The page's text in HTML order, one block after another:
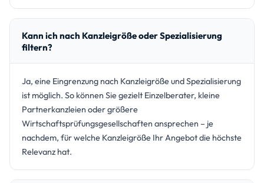
Kann ich nach Kanzleigröße oder Spezialisierung
filtern?
Ja, eine Eingrenzung nach Kanzleigröße und Spezialisierung
ist möglich. So können Sie gezielt Einzelberater, kleine
Partnerkanzleien oder größere
Wirtschaftsprüfungsgesellschaften ansprechen – je
nachdem, für welche Kanzleigröße Ihr Angebot die höchste
Relevanz hat.